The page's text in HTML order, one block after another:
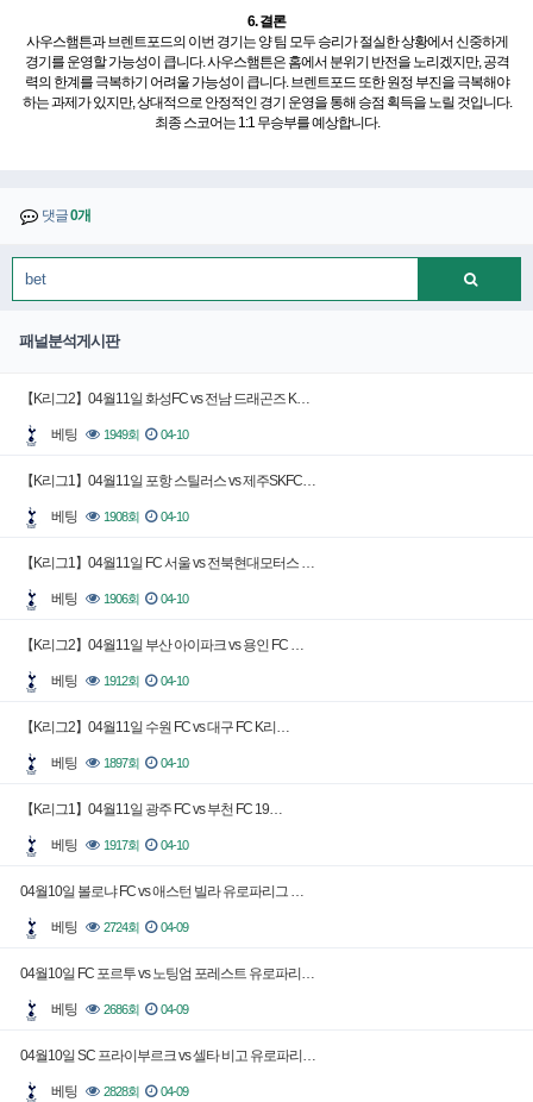
6. 결론
사우스햄튼과 브렌트포드의 이번 경기는 양 팀 모두 승리가 절실한 상황에서 신중하게
경기를 운영할 가능성이 큽니다. 사우스햄튼은 홈에서 분위기 반전을 노리겠지만, 공격
력의 한계를 극복하기 어려울 가능성이 큽니다. 브렌트포드 또한 원정 부진을 극복해야
하는 과제가 있지만, 상대적으로 안정적인 경기 운영을 통해 승점 획득을 노릴 것입니다.
최종 스코어는 1:1 무승부를 예상합니다.
댓글0개
패널분석게시판
【K리그2】04월11일 화성FC vs 전남 드래곤즈 K…
베팅 1949회 04-10
【K리그1】04월11일 포항 스틸러스 vs 제주SKFC…
베팅 1908회 04-10
【K리그1】04월11일 FC 서울 vs 전북현대모터스 …
베팅 1906회 04-10
【K리그2】04월11일 부산 아이파크 vs 용인 FC …
베팅 1912회 04-10
【K리그2】04월11일 수원 FC vs 대구 FC K리…
베팅 1897회 04-10
【K리그1】04월11일 광주 FC vs 부천 FC 19…
베팅 1917회 04-10
04월10일 볼로냐 FC vs 애스턴 빌라 유로파리그 …
베팅 2724회 04-09
04월10일 FC 포르투 vs 노팅엄 포레스트 유로파리…
베팅 2686회 04-09
04월10일 SC 프라이부르크 vs 셀타 비고 유로파리…
베팅 2828회 04-09